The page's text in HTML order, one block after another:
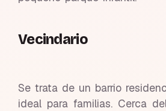
Vecindario
Se trata de un barrio
ideal para familias. Cerca